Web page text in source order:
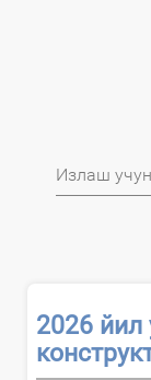
2026 йил